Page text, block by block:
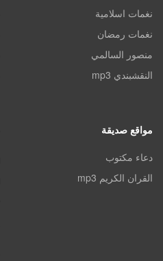
نغمات اسلامية
نغمات رمضان
منصور السالمي
النقشبندي mp3
مواقع صديقة
دعاء مكتوب
القران الكريم mp3